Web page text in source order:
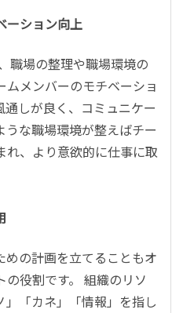
ーション向上
職場の整理や職場環境の
メンバーのモチベーショ
しが良く、コミュニケー
な職場環境が整えばチー
れ、より意欲的に仕事に取
めの計画を立てることもオ
役割です。 組織のリソ
「カネ」「情報」を指し